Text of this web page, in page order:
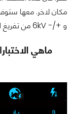
و +/- 6kV من تفريغ التواصل.